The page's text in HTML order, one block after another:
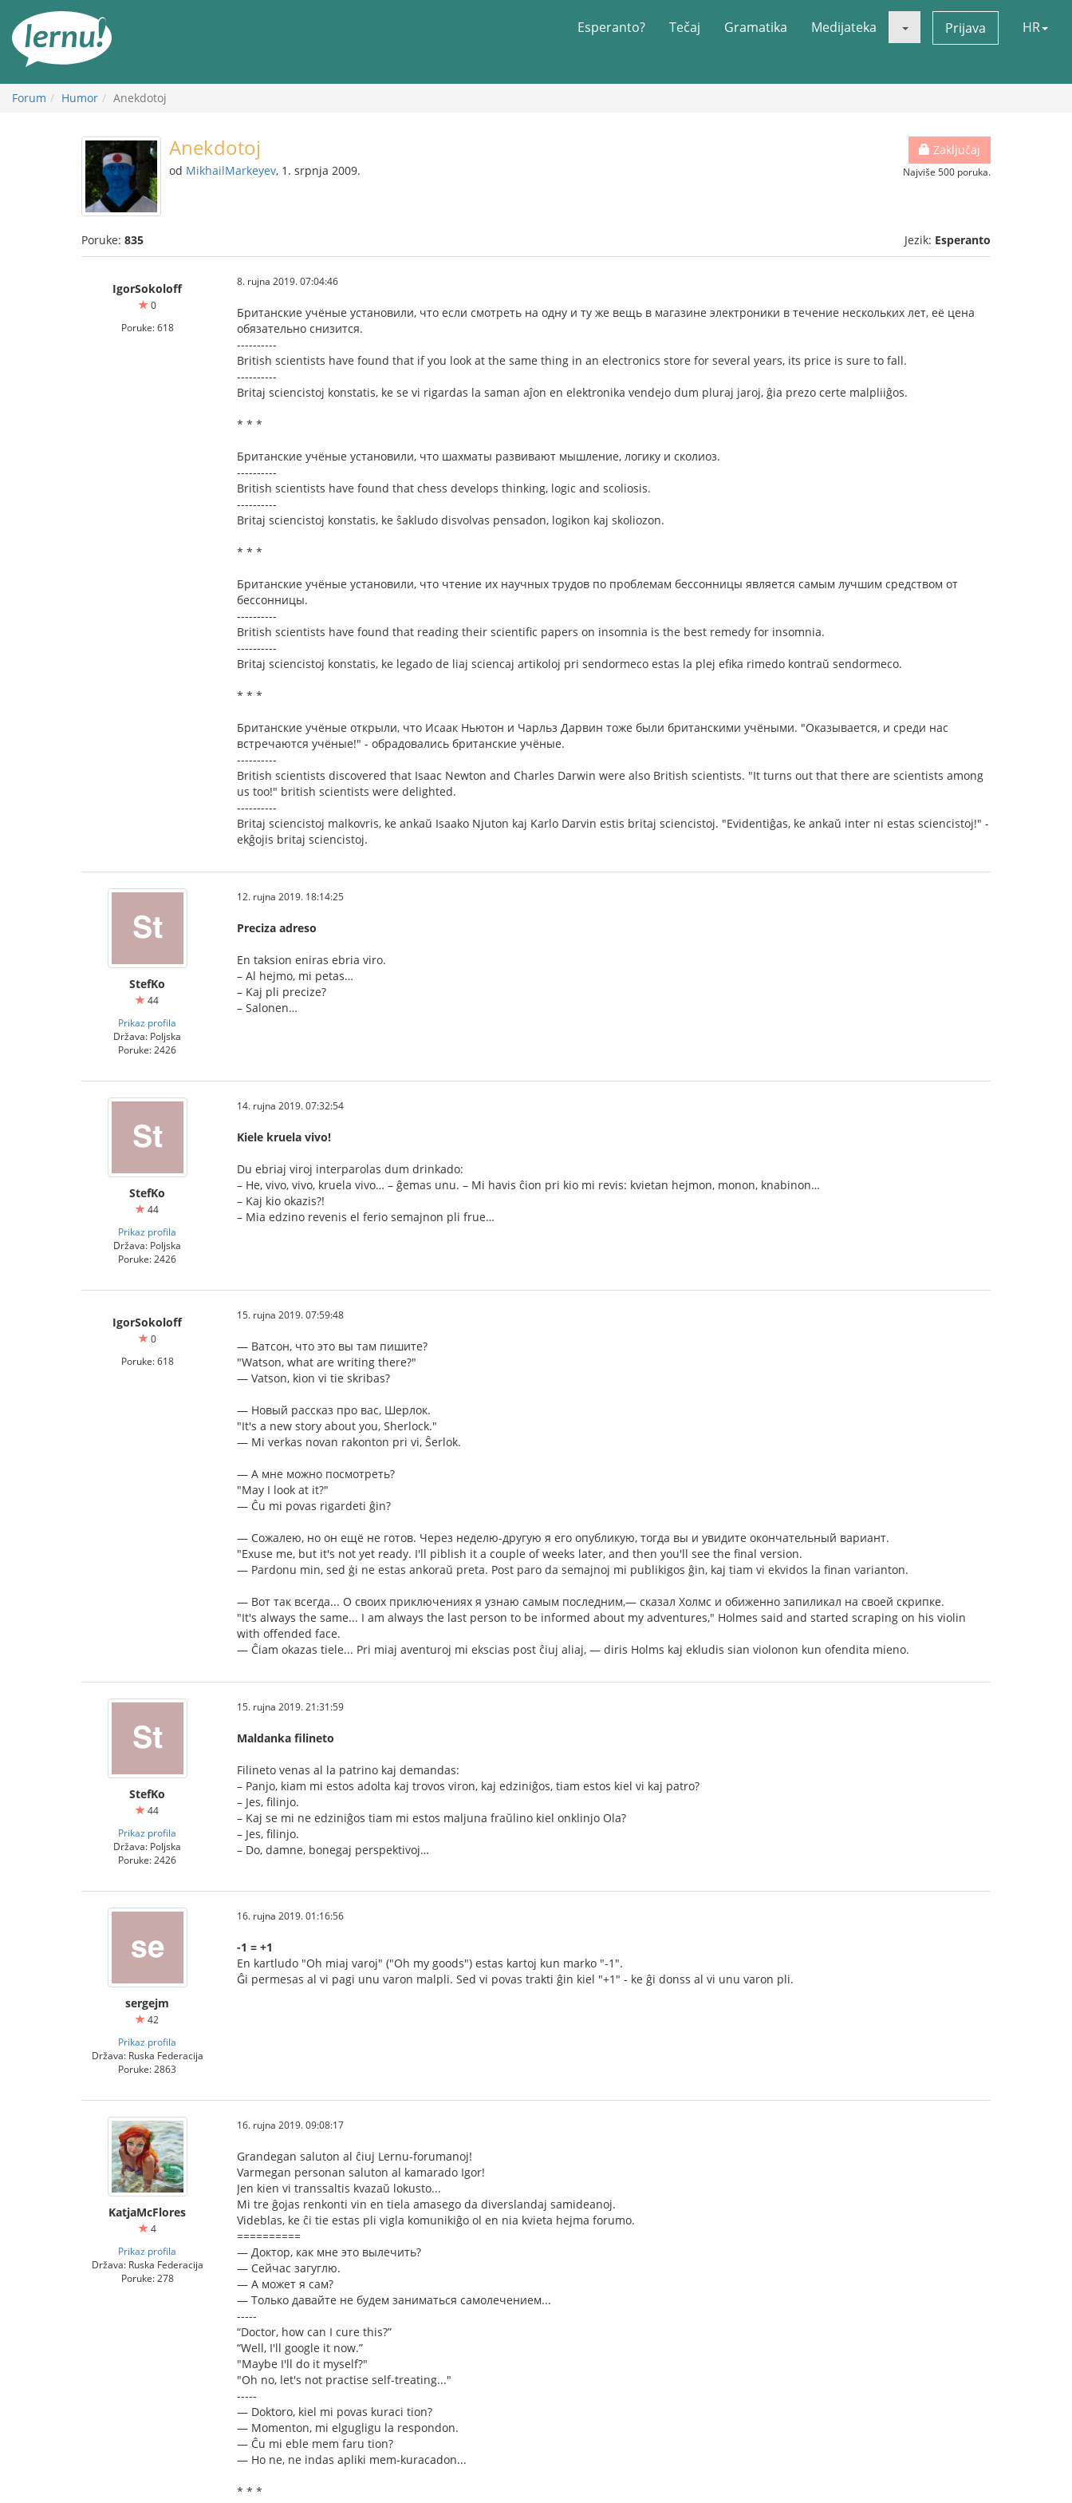
Esperanto? Tečaj Gramatika Medijateka Prijava HR
Forum Humor Anekdotoj
Zaključaj
Najviše 500 poruka.
Anekdotoj
od MikhailMarkeyev, 1. srpnja 2009.
Poruke: 835 Jezik: Esperanto
IgorSokoloff
0
Poruke: 618
8. rujna 2019. 07:04:46
Британские учёные установили, что если смотреть на одну и ту же вещь в магазине электроники в течение нескольких лет, её цена
обязательно снизится.
----------
British scientists have found that if you look at the same thing in an electronics store for several years, its price is sure to fall.
----------
Britaj sciencistoj konstatis, ke se vi rigardas la saman aĵon en elektronika vendejo dum pluraj jaroj, ĝia prezo certe malpliiĝos.
* * *
Британские учёные установили, что шахматы развивают мышление, логику и сколиоз.
----------
British scientists have found that chess develops thinking, logic and scoliosis.
----------
Britaj sciencistoj konstatis, ke ŝakludo disvolvas pensadon, logikon kaj skoliozon.
* * *
Британские учёные установили, что чтение их научных трудов по проблемам бессонницы является самым лучшим средством от
бессонницы.
----------
British scientists have found that reading their scientific papers on insomnia is the best remedy for insomnia.
----------
Britaj sciencistoj konstatis, ke legado de liaj sciencaj artikoloj pri sendormeco estas la plej efika rimedo kontraŭ sendormeco.
* * *
Британские учёные открыли, что Исаак Ньютон и Чарльз Дарвин тоже были британскими учёными. "Оказывается, и среди нас
встречаются учёные!" - обрадовались британские учёные.
----------
British scientists discovered that Isaac Newton and Charles Darwin were also British scientists. "It turns out that there are scientists among
us too!" british scientists were delighted.
----------
Britaj sciencistoj malkovris, ke ankaŭ Isaako Njuton kaj Karlo Darvin estis britaj sciencistoj. "Evidentiĝas, ke ankaŭ inter ni estas sciencistoj!" -
ekĝojis britaj sciencistoj.
StefKo
44
Prikaz profila
Država: Poljska
Poruke: 2426
12. rujna 2019. 18:14:25
Preciza adreso
En taksion eniras ebria viro.
– Al hejmo, mi petas…
– Kaj pli precize?
– Salonen…
StefKo
44
Prikaz profila
Država: Poljska
Poruke: 2426
14. rujna 2019. 07:32:54
Kiele kruela vivo!
Du ebriaj viroj interparolas dum drinkado:
– He, vivo, vivo, kruela vivo… – ĝemas unu. – Mi havis ĉion pri kio mi revis: kvietan hejmon, monon, knabinon…
– Kaj kio okazis?!
– Mia edzino revenis el ferio semajnon pli frue…
IgorSokoloff
0
Poruke: 618
15. rujna 2019. 07:59:48
— Ватсон, что это вы там пишите?
"Watson, what are writing there?"
— Vatson, kion vi tie skribas?
— Новый рассказ про вас, Шерлок.
"It's a new story about you, Sherlock."
— Mi verkas novan rakonton pri vi, Ŝerlok.
— А мне можно посмотреть?
"May I look at it?"
— Ĉu mi povas rigardeti ĝin?
— Сожалею, но он ещё не готов. Через неделю-другую я его опубликую, тогда вы и увидите окончательный вариант.
"Exuse me, but it's not yet ready. I'll piblish it a couple of weeks later, and then you'll see the final version.
— Pardonu min, sed ġi ne estas ankoraŭ preta. Post paro da semajnoj mi publikigos ĝin, kaj tiam vi ekvidos la finan varianton.
— Вот так всегда... О своих приключениях я узнаю самым последним,— сказал Холмс и обиженно запиликал на своей скрипке.
"It's always the same... I am always the last person to be informed about my adventures," Holmes said and started scraping on his violin
with offended face.
— Ĉiam okazas tiele... Pri miaj aventuroj mi ekscias post ĉiuj aliaj, — diris Holms kaj ekludis sian violonon kun ofendita mieno.
StefKo
44
Prikaz profila
Država: Poljska
Poruke: 2426
15. rujna 2019. 21:31:59
Maldanka filineto
Filineto venas al la patrino kaj demandas:
– Panjo, kiam mi estos adolta kaj trovos viron, kaj edziniĝos, tiam estos kiel vi kaj patro?
– Jes, filinjo.
– Kaj se mi ne edziniĝos tiam mi estos maljuna fraŭlino kiel onklinjo Ola?
– Jes, filinjo.
– Do, damne, bonegaj perspektivoj…
sergejm
42
Prikaz profila
Država: Ruska Federacija
Poruke: 2863
16. rujna 2019. 01:16:56
-1 = +1
En kartludo "Oh miaj varoj" ("Oh my goods") estas kartoj kun marko "-1".
Ĝi permesas al vi pagi unu varon malpli. Sed vi povas trakti ĝin kiel "+1" - ke ĝi donss al vi unu varon pli.
KatjaMcFlores
4
Prikaz profila
Država: Ruska Federacija
Poruke: 278
16. rujna 2019. 09:08:17
Grandegan saluton al ĉiuj Lernu-forumanoj!
Varmegan personan saluton al kamarado Igor!
Jen kien vi transsaltis kvazaŭ lokusto...
Mi tre ĝojas renkonti vin en tiela amasego da diverslandaj samideanoj.
Videblas, ke ĉi tie estas pli vigla komunikiĝo ol en nia kvieta hejma forumo.
==========
— Доктор, как мне это вылечить?
— Сейчас загуглю.
— А может я сам?
— Только давайте не будем заниматься самолечением...
-----
“Doctor, how can I cure this?”
“Well, I'll google it now.”
"Maybe I'll do it myself?"
"Oh no, let's not practise self-treating..."
-----
— Doktoro, kiel mi povas kuraci tion?
— Momenton, mi elgugligu la respondon.
— Ĉu mi eble mem faru tion?
— Ho ne, ne indas apliki mem-kuracadon...
* * *